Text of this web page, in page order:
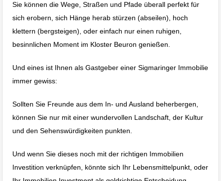
Sie können die Wege, Straßen und Pfade überall perfekt für
sich erobern, sich Hänge herab stürzen (abseilen), hoch
klettern (bergsteigen), oder einfach nur einen ruhigen,
besinnlichen Moment im Kloster Beuron genießen.
Und eines ist Ihnen als Gastgeber einer Sigmaringer Immobilie
immer gewiss:
Sollten Sie Freunde aus dem In- und Ausland beherbergen,
können Sie nur mit einer wundervollen Landschaft, der Kultur
und den Sehenswürdigkeiten punkten.
Und wenn Sie dieses noch mit der richtigen Immobilien
Investition verknüpfen, könnte sich Ihr Lebensmittelpunkt, oder